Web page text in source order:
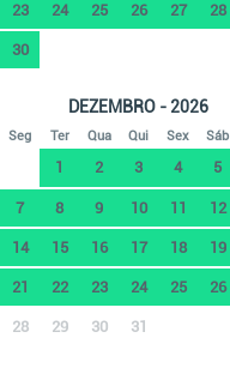
23 24 25 26 27 28
30
DEZEMBRO - 2026
Seg Ter Qua Qui Sex Sáb
1 2 3 4 5
7 8 9 10 11 12
14 15 16 17 18 19
21 22 23 24 25 26
28 29 30 31